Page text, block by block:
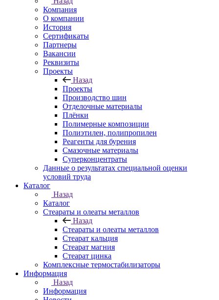
Компания
О компании
История
Сертификаты
Партнеры
Вакансии
Реквизиты
Проекты
Назад
Проекты
Производство шин
Отделочные материалы
Плёнки
Полимерные композиции
Полиэтилен, полипропилен
Реагенты для бурения
Смазочные материалы
Суперконцентраты
Данные о результатах специальной оценки
условий труда
Каталог
Назад
Каталог
Стеараты и олеаты металлов
Назад
Стеараты и олеаты металлов
Стеарат кальция
Стеарат магния
Стеарат цинка
Комплексные термостабилизаторы
Информация
Назад
Информация